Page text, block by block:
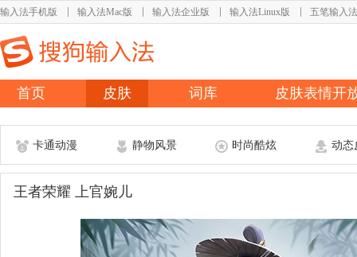
输入法手机版 输入法Mac版 输入法企业版 输入法Linux版 五笔输入法
首页 皮肤 词库 皮肤表情开
卡通动漫 静物风景 时尚酷炫 动态
王者荣耀 上官婉儿